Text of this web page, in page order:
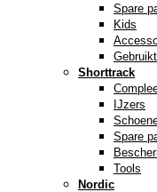
Spare
Kids
Gebruikt
Shorttrack
IJzers
Spare
Tools
Nordic